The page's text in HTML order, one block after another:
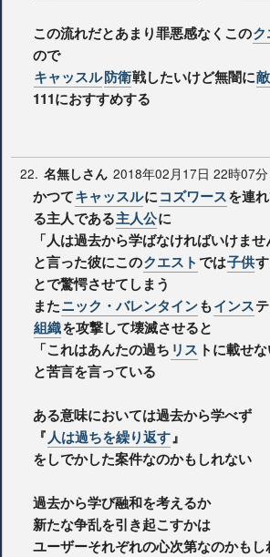
この流れだとあまり罪悪感なくこのク
ので
キャッスル防衛戦したいけど無闇に
111におすすめする
22. 名無しさん 2018年02月17日 22時07分
かつてキャッスルにコズワースを連
る主人である主人公に
「人は過去から学ばなければいけませ
と言った彼にこのクエストでは子供
とで驚愕させてしまう
またニック・バレンタインもインス
組織を攻撃して壊滅させると
「これはあんたの過ち リス トに載せ
と苦言を言っている
ある意味においては過去から学べず
『人は過ちを繰り返す』
をしでかした案件なのかもしれない
過去から学び融和を考えるか
新たな争乱を引き起こすかは
ユーザーそれぞれの心次第なのかもし